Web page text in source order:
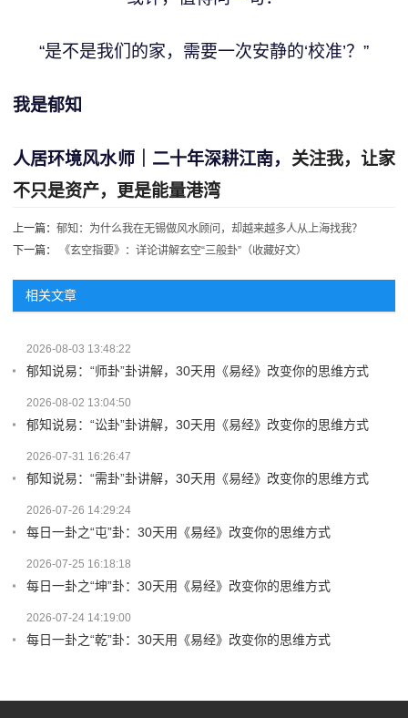
“是不是我们的家，需要一次安静的‘校准’？”
我是郁知
人居环境风水师 二十年深耕江南， 关注我，让家
不只是资产，更是能量港湾
上一篇： 郁知：为什么我在无锡做风水顾问，却越来越多人从上海找我？
下一篇：
《玄空指要》：详论讲解玄空“三般卦”（收藏好文）
相关文章
2026-08-03 13:48:22
郁知说易：“师卦”卦讲解，30天用《易经》改变你的思维方式
2026-08-02 13:04:50
郁知说易：“讼卦”卦讲解，30天用《易经》改变你的思维方式
2026-07-31 16:26:47
郁知说易：“需卦”卦讲解，30天用《易经》改变你的思维方式
2026-07-26 14:29:24
每日一卦之“屯”卦：30天用《易经》改变你的思维方式
2026-07-25 16:18:18
每日一卦之“坤”卦：30天用《易经》改变你的思维方式
2026-07-24 14:19:00
每日一卦之“乾”卦：30天用《易经》改变你的思维方式